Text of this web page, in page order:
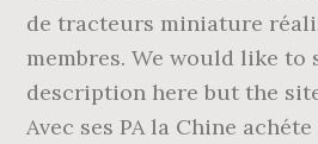
de tracteurs miniature
membres. We would like to
description here but the
Avec ses PA la Chine